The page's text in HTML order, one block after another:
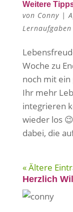
Weitere
von Conny|
Lernaufgaben
Woche zu
noch mit ein
Ihr mehr
integrieren
wieder los
dabei, die
« Ältere
Herzlich